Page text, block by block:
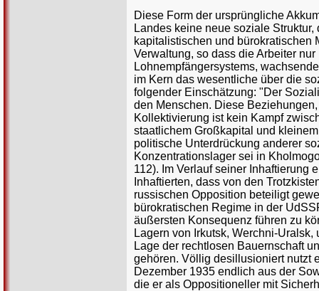
Diese Form der ursprüngliche
Landes keine neue soziale
kapitalistischen und bürokratischen
Verwaltung, so dass die Arbeiter
Lohnempfängersystems,
im Kern das wesentliche über die
folgender Einschätzung: "Der
den Menschen. Diese
Kollektivierung ist kein Kampf
staatlichem Großkapital und
politische Unterdrückung anderer
Konzentrationslager sei in
112). Im Verlauf seiner Inhaftierung
Inhaftierten, dass von den
russischen Opposition beteiligt
bürokratischen Regime in der
äußersten Konsequenz führen zu
Lagern von Irkutsk, Werchni-
Lage der rechtlosen Bauernschaft
gehören. Völlig desillusioniert nutzt
Dezember 1935 endlich aus der
die er als Oppositioneller mit